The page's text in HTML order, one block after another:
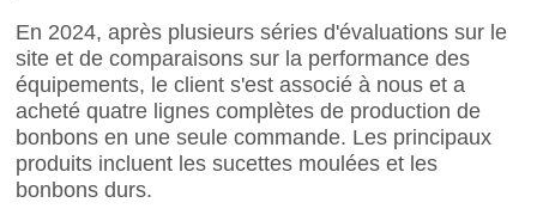
En 2024, après plusieurs séries d'évaluations sur le
site et de comparaisons sur la performance des
équipements, le client s'est associé à nous et a
acheté quatre lignes complètes de production de
bonbons en une seule commande. Les principaux
produits incluent les sucettes moulées et les
bonbons durs.